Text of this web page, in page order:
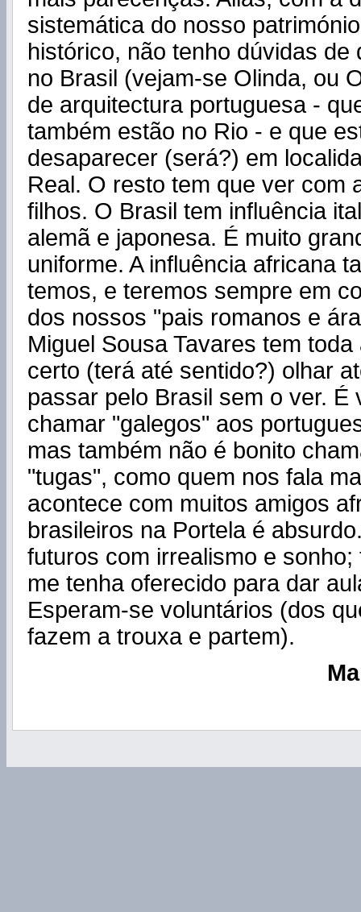
sistemática do nosso
histórico, não tenho dúvidas de
no Brasil (vejam-se Olinda, ou
de arquitectura portuguesa -
também estão no Rio - e que
desaparecer (será?) em
Real. O resto tem que ver com
filhos. O Brasil tem influência
alemã e japonesa. É muito
uniforme. A influência africana
temos, e teremos sempre em
dos nossos "pais romanos e
Miguel Sousa Tavares tem
certo (terá até sentido?) olhar
passar pelo Brasil sem o ver. É
chamar "galegos" aos
mas também não é bonito
"tugas", como quem nos fala
acontece com muitos amigos
brasileiros na Portela é
futuros com irrealismo e
me tenha oferecido para dar
Esperam-se voluntários (dos
fazem a trouxa e partem).